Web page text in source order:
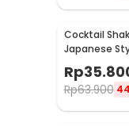
Cocktail
Japanese
Steel 200ml
Rp
Rp63.900